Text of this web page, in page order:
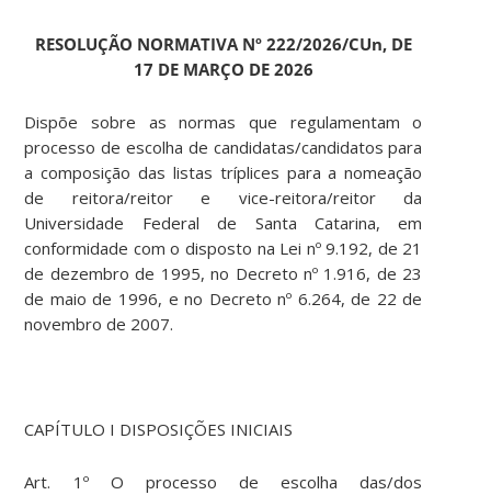
RESOLUÇÃO NORMATIVA Nº 222/2026/CUn, DE
17 DE MARÇO DE 2026
Dispõe sobre as normas que regulamentam o
processo de escolha de candidatas/candidatos para
a composição das listas tríplices para a nomeação
de reitora/reitor e vice-reitora/reitor da
Universidade Federal de Santa Catarina, em
conformidade com o disposto na Lei nº 9.192, de 21
de dezembro de 1995, no Decreto nº 1.916, de 23
de maio de 1996, e no Decreto nº 6.264, de 22 de
novembro de 2007.
CAPÍTULO I DISPOSIÇÕES INICIAIS
Art. 1º O processo de escolha das/dos